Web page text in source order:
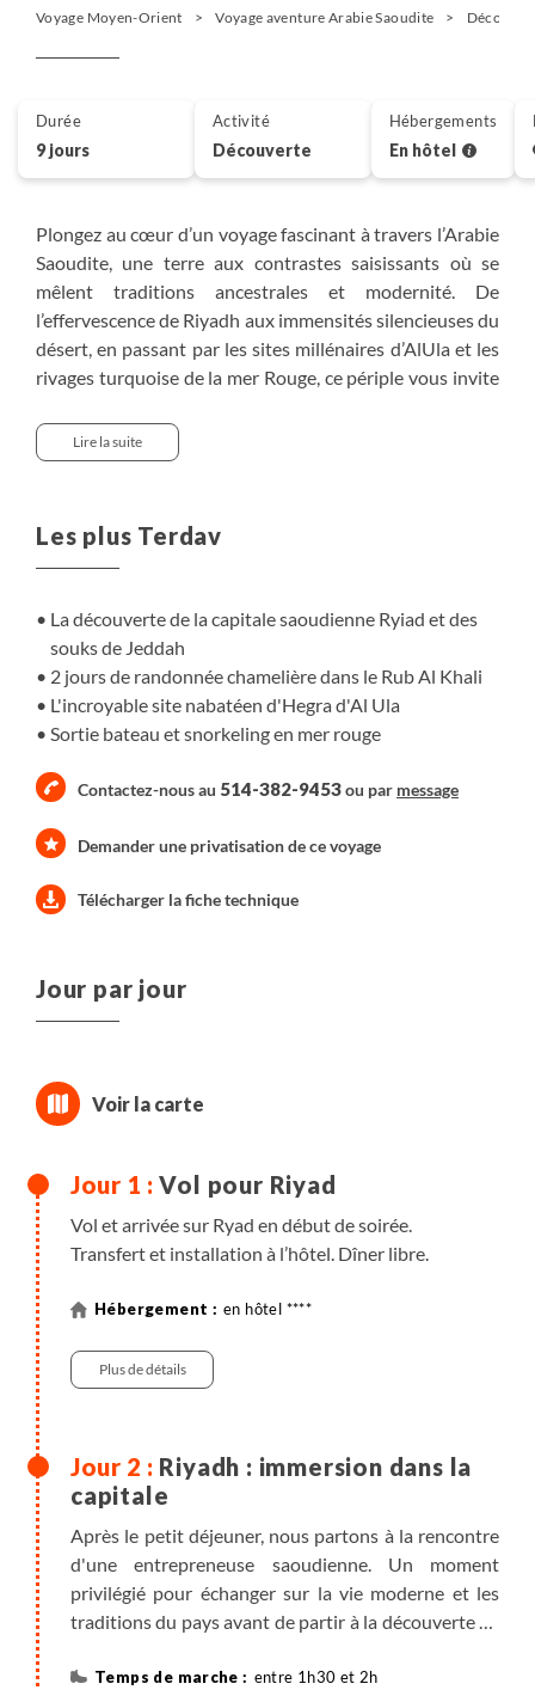
Voyage Moyen-Orient Voyage aventure Arabie Saoudite
Plongez au cœur d’un voyage fascinant à travers l’Arabie
Saoudite, une terre aux contrastes saisissants où se
mêlent traditions ancestrales et modernité. De
l’effervescence de Riyadh aux immensités silencieuses du
désert, en passant par les sites millénaires d’AlUla et les
rivages turquoise de la mer Rouge, ce périple vous invite
Rencontres authentiques et paysages spectaculaires
rythmeront ce beau voyage, à la croisée des civilisations
royaume encore méconnu, entre héritage culturel,
nature préservée et hospitalité saoudienne.
Lire la suite
Les plus Terdav
La découverte de la capitale saoudienne Ryiad et des
souks de Jeddah
2 jours de randonnée chamelière dans le Rub Al Khali
L'incroyable site nabatéen d'Hegra d'Al Ula
Sortie bateau et snorkeling en mer rouge
Contactez-nous au 514-382-9453ou par message
Durée
9 jours
Activité
Découverte
Hébergements
En hôtel
Demander une privatisation de ce voyage
Télécharger la fiche technique
Jour par jour
Vol pour Riyad
Vol et arrivée sur Ryad en début de soirée.
Transfert et installation à l’hôtel. Dîner libre.
en hôtel ****
Plus de détails
Riyadh : immersion dans la
capitale
Après le petit déjeuner, nous partons à la rencontre
d'une entrepreneuse saoudienne. Un moment
privilégié pour échanger sur la vie moderne et les
traditions du pays avant de partir à la découverte de
Nous explorons Diriyah, berceau historique de la
entre 1h30 et 2h